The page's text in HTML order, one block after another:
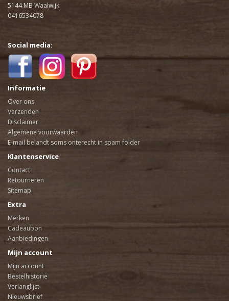
5144 MB Waalwijk
0416534078
Social media:
Informatie
Over ons
Verzenden
Disclaimer
Algemene voorwaarden
E-mail belandt soms onterecht in spam folder
Klantenservice
Contact
Retourneren
Sitemap
Extra
Merken
Cadeaubon
Aanbiedingen
Mijn account
Mijn account
Bestelhistorie
Verlanglijst
Nieuwsbrief